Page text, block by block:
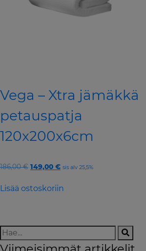
Vega – Xtra jämäkkä
petauspatja
120x200x6cm
186,00€ Original
was:
149,00 €Current
is:
sis alv 25,5%
Lisää ostoskoriin